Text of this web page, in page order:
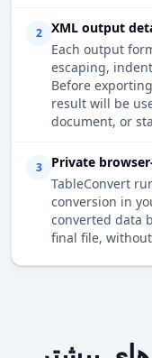
2
XML output
Each output
escaping,
Before
result will be
document, or
3
Private
TableConvert
conversion in
converted data
final file,